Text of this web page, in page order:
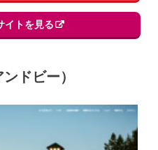
イトを見る
ドビー）